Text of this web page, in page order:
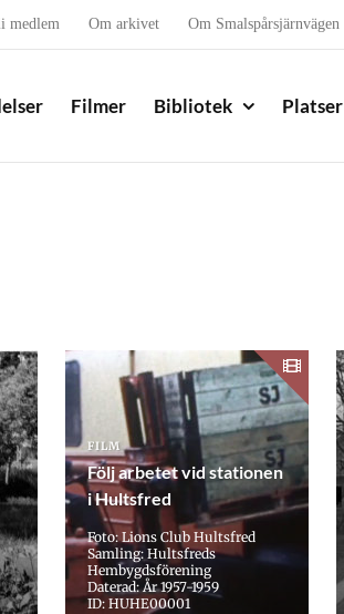
medlem Om arkivet Om Smalspårsjärnvägen
Filmer Bibliotek Platser
FILM
Följ arbetet vid stationen
i Hultsfred
Foto: Lions Club Hultsfred
Samling: Hultsfreds
Hembygdsförening
Daterad: År 1957-1959
ID: HUHE00001